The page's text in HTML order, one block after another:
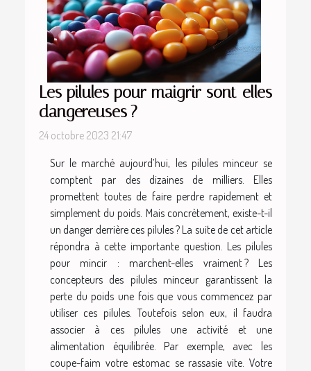
Les pilules pour maigrir sont-elles
dangereuses ?
24 octobre 2023 21:47
Sur le marché aujourd’hui, les pilules minceur se
comptent par des dizaines de milliers. Elles
promettent toutes de faire perdre rapidement et
simplement du poids. Mais concrètement, existe-t-il
un danger derrière ces pilules ? La suite de cet article
répondra à cette importante question. Les pilules
pour mincir : marchent-elles vraiment ? Les
concepteurs des pilules minceur garantissent la
perte du poids une fois que vous commencez par
utiliser ces pilules. Toutefois selon eux, il faudra
associer à ces pilules une activité et une
alimentation équilibrée. Par exemple, avec les
coupe-faim votre estomac se rassasie vite. Votre